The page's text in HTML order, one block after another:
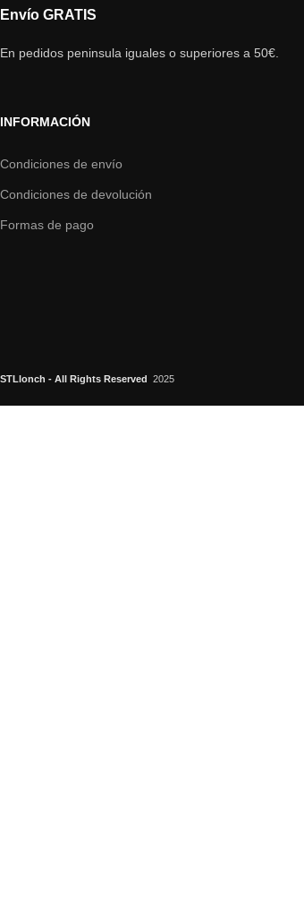
Envío GRATIS
En pedidos peninsula iguales o superiores a 50€.
INFORMACIÓN
Condiciones de envío
Condiciones de devolución
Formas de pago
STLlonch - All Rights Reserved 2025